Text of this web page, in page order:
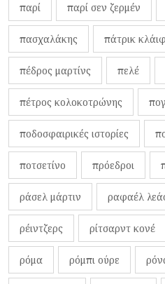
παρί παρί σεν ζερμέν
πασχαλάκης πάτρικ
πέδρος μαρτίνς πελέ
πέτρος κολοκοτρώνης
ποδοσφαιρικές ιστορίες
ποτσετίνο πρόεδροι
ράσελ μάρτιν ραφαέλ
ρέιντζερς ρίτσαρντ κονέ
ρόμα ρόμπι ούρε